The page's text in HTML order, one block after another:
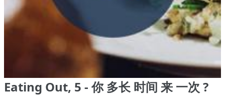
Eating Out, 5 - 你 多长 时间 来 一次 ?